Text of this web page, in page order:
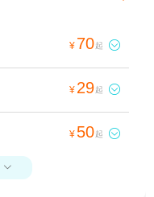
¥ 70起 
¥ 29起 
¥ 50起 
